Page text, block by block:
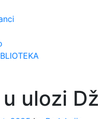
ulozi